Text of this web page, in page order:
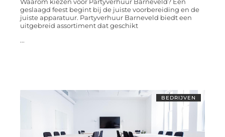
Waarom kiezen voor Partyverhuur Barneveld? Een
geslaagd feest begint bij de juiste voorbereiding en de
juiste apparatuur. Partyverhuur Barneveld biedt een
uitgebreid assortiment dat geschikt
...
BEDRIJVEN